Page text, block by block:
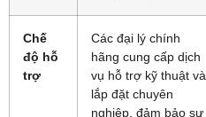
Chế
độ hỗ
trợ
Các đại lý chính
hãng cung cấp dịch
vụ hỗ trợ kỹ thuật và
lắp đặt chuyên
nghiệp, đảm bảo sự